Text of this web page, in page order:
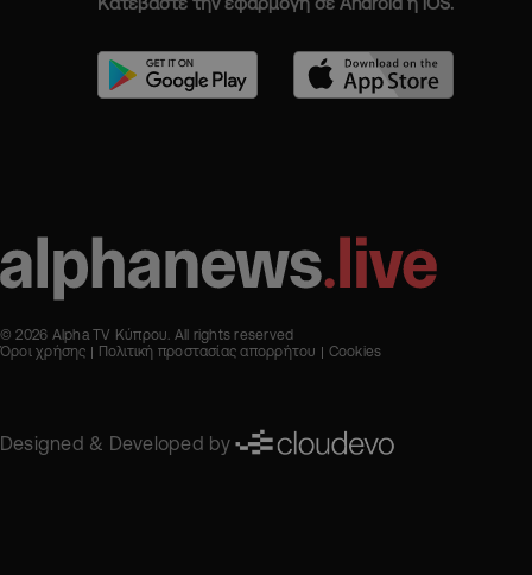
© 2026 Alpha TV Κύπρου. All rights reserved
Όροι χρήσης
Πολιτική προστασίας απορρήτου Cookies
Designed & Developed by